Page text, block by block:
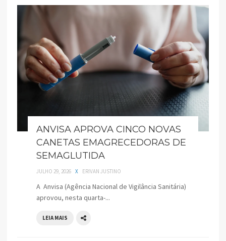
ANVISA APROVA CINCO NOVAS
CANETAS EMAGRECEDORAS DE
SEMAGLUTIDA
JULHO 29, 2026 X ERIVAN JUSTINO
A Anvisa (Agência Nacional de Vigilância Sanitária)
aprovou, nesta quarta-...
LEIA MAIS